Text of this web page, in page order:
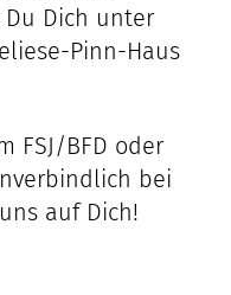
Dich unter
Pinn-Haus
FSJ/BFD oder
bei
auf Dich!